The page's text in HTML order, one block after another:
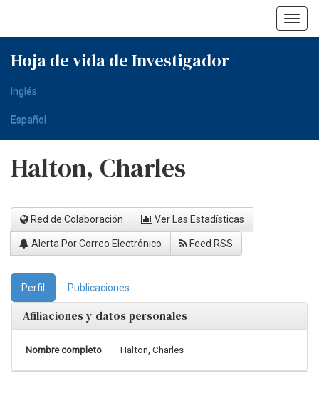
Hoja de vida de Investigador
Inglés
Español
Halton, Charles
Red de Colaboración Ver Las Estadísticas
Alerta Por Correo Electrónico Feed RSS
Perfil Publicaciones
Afiliaciones y datos personales
Nombre completo Halton, Charles